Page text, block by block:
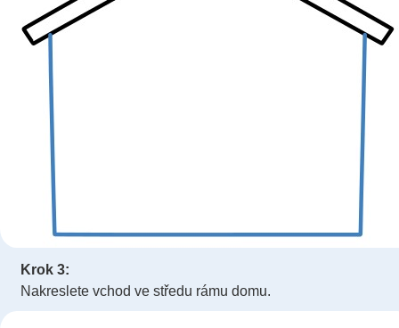
Krok 3:
Nakreslete vchod ve středu rámu domu.